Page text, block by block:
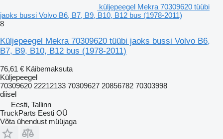
küljepeegel Mekra 70309620 tüübi
jaoks bussi Volvo B6, B7, B9, B10, B12 bus (1978-2011)
8
Küljepeegel Mekra 70309620 tüübi jaoks bussi Volvo B6,
B7, B9, B10, B12 bus (1978-2011)
76,61 € Käibemaksuta
Küljepeegel
70309620 22212133 70309627 20856782 70303998
diisel
Eesti, Tallinn
TruckParts Eesti OÜ
Võta ühendust müüjaga